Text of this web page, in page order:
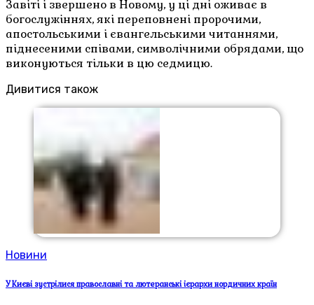
Завіті і звершено в Новому, у ці дні оживає в
богослужіннях, які переповнені пророчими,
апостольськими і євангельськими читаннями,
піднесеними співами, символічними обрядами, що
виконуються тільки в цю седмицю.
Дивитися також
Новини
У Києві зустрілися православні та лютеранські ієрархи нордичних країн